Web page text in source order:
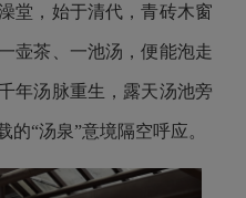
堂，始于清代，青砖木窗
壶茶、一池汤，便能泡走
年汤脉重生，露天汤池旁
“汤泉”意境隔空呼应。